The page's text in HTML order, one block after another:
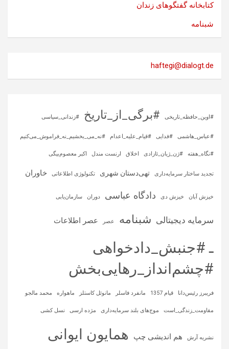
کتابخانه گفتگوهای زندان
شبنامه
haftegi@dialogt.de
#اوین_حافظه_تاریخی #برگی_از_تاریخ #زندانی_سیاسی
#عباس_هاشمی #فدایی #قیام_علیه_اعدام #نه_می_بخشیم_نه_فراموش_می‌کنیم
#نگاه_هفته #ژن_ژیان_ئازادی اخلاق ارنست مندل اکبر معصوم‌بیگی
تجدید ساختار سرمایه‌داری تهی‌دستان شهری تکنولوژی اطلاعاتی خاوران
خیزش آبان خیزش دی دادگاه عباسی دوران سازمان‌یابی
سرمایه‌ دیجیتالی شبنامه عصر عصر اطلاعات
ـ #جنبش_دادخواهی
#چشم‌انداز_رهایی‌بخش
فریبرز رئیس‌دانا قیام 1357 مانفرد فاسلر مانوئل کاستلز ماهواره‌ محمد مالجو
مقاومت_زندگی_است موج‌های بلند سرمایه‌داری مژده ارسی نسل کشی
نشریه آرش هم اندیشی چپ همایون ایوانی